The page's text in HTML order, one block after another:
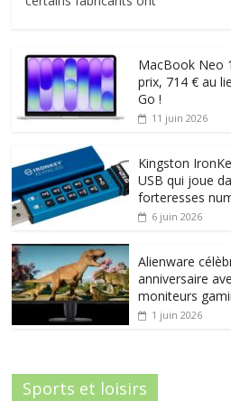
MacBook Neo
prix, 714 € au
Go !
11 juin 2026
Kingston
USB qui joue
forteresses
6 juin 2026
Alienware
anniversaire
moniteurs
1 juin 2026
Sports et loisirs